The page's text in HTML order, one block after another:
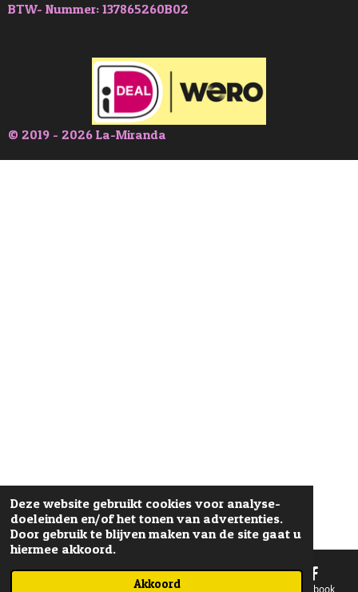
Deze website gebruikt cookies voor analyse-
doeleinden en/of het tonen van advertenties.
Door gebruik te blijven maken van de site gaat u
hiermee akkoord.
Akkoord
BTW- Nummer: 137865260B02
© 2019 - 2026 La-Miranda
Telefoonnummer Facebook